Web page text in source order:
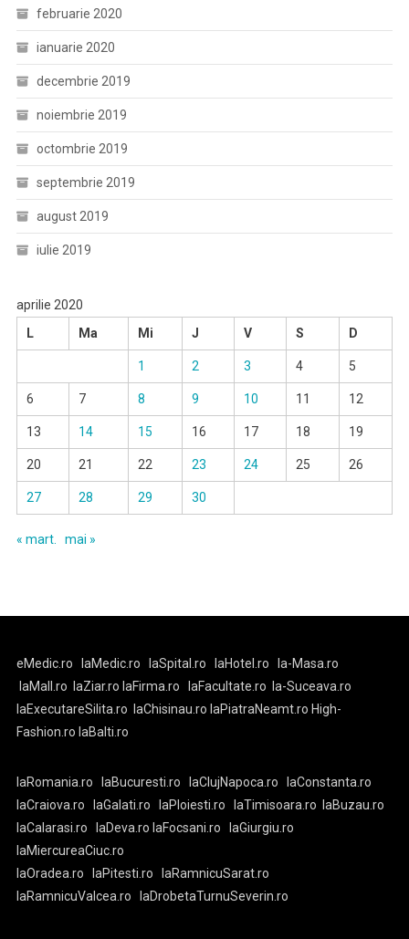
februarie 2020
ianuarie 2020
decembrie 2019
noiembrie 2019
octombrie 2019
septembrie 2019
august 2019
iulie 2019
aprilie 2020
L
Ma Mi J V S D
1 2 3 4 5
6 7 8 9 10 11 12
13 14 15 16 17 18 19
20 21 22 23 24 25 26
27 28 29 30
« mart. mai »
eMedic.ro laMedic.ro laSpital.ro laHotel.ro
la-Masa.ro
laMall.ro laZiar.rolaFirma.ro laFacultate.ro la-Suceava.ro
laExecutareSilita.ro laChisinau.ro laPiatraNeamt.ro High-
Fashion.ro laBalti.ro
laRomania.ro laBucuresti.ro laClujNapoca.ro
laConstanta.ro
laCraiova.ro
laGalati.ro laPloiesti.ro laTimisoara.ro laBuzau.ro
laCalarasi.ro
laDeva.ro laFocsani.ro
laGiurgiu.ro
laMiercureaCiuc.ro
laOradea.ro
laPitesti.ro
laRamnicuSarat.ro
laRamnicuValcea.ro
laDrobetaTurnuSeverin.ro